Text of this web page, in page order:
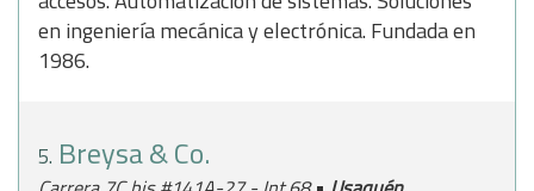
en ingeniería mecánica y electrónica. Fundada en
1986.
5. Breysa & Co.